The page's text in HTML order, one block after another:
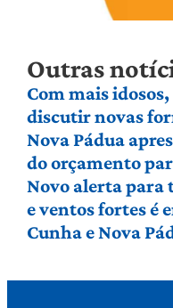
Outras
Com mais
discutir novas
Nova Pádua
do orçamento
Novo alerta para
e ventos fortes é
Cunha e Nova